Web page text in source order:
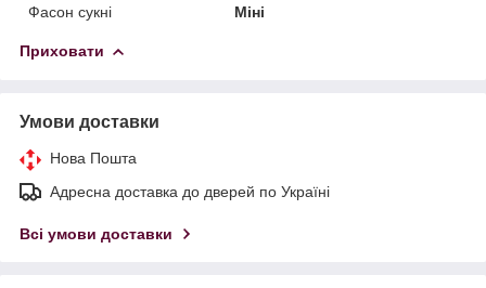
Фасон сукні
Міні
Приховати
Умови доставки
Нова Пошта
Адресна доставка до дверей по Україні
Всі умови доставки